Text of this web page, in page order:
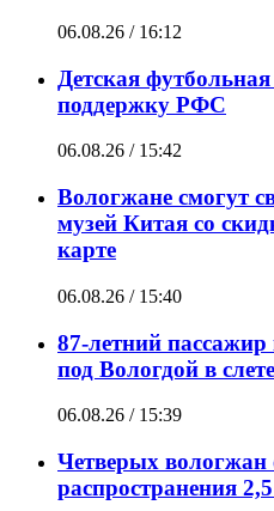
06.08.26 / 16:12
Детская
поддержку РФС
06.08.26 / 15:42
Вологжане смогут
музей Китая со
карте
06.08.26 / 15:40
87-летний пассажир
под Вологдой в
06.08.26 / 15:39
Четверых вологжан
распространения